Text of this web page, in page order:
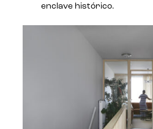
enclave histórico.